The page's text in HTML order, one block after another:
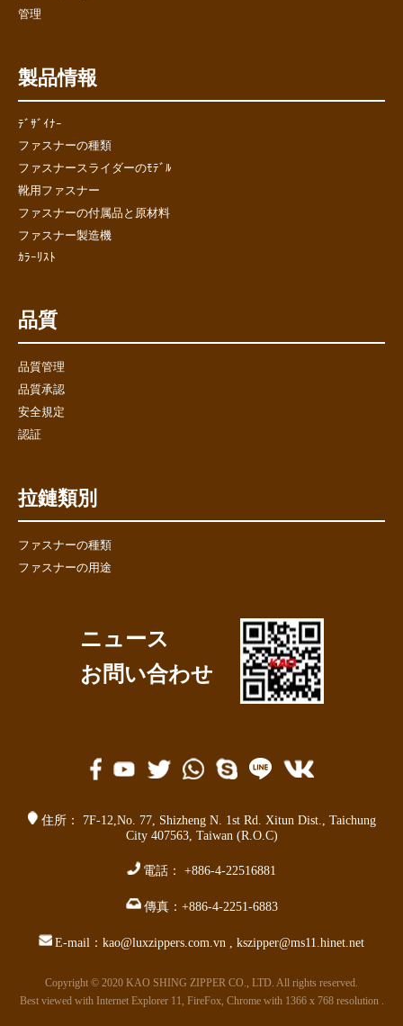
管理
製品情報
ﾃﾞｻﾞｲﾅｰ
ファスナーの種類
ファスナースライダーのﾓﾃﾞﾙ
靴用ファスナー
ファスナーの付属品と原材料
ファスナー製造機
ｶﾗｰﾘｽﾄ
品質
品質管理
品質承認
安全規定
認証
拉鏈類別
ファスナーの種類
ファスナーの用途
ニュース
お問い合わせ
住所： 7F-12,No. 77, Shizheng N. 1st Rd. Xitun Dist., Taichung
City 407563, Taiwan (R.O.C)
電話： +886-4-22516881
傳真： +886-4-2251-6883
E-mail： kao@luxzippers.com.vn , kszipper@ms11.hinet.net
Copyright © 2020 KAO SHING ZIPPER CO., LTD. All rights reserved.
Best viewed with Internet Explorer 11, FireFox, Chrome with 1366 x 768 resolution .